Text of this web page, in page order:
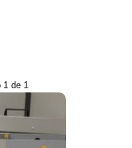
1 de 1